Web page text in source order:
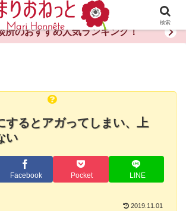
の体験談・評判・秘訣がわかる情報サイト
所のおすすめ人気ランキング！
するとアガってしまい、上
い
Facebook Pocket LINE
2019.11.01
検索